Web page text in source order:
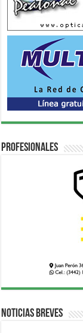
Profesionales
Noticias breves